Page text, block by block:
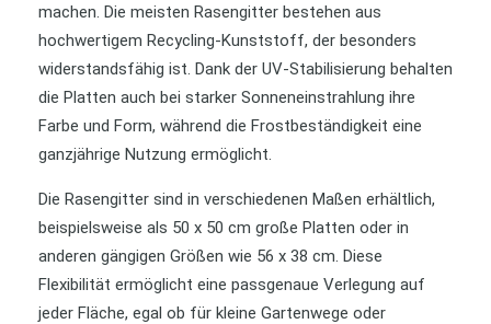
machen. Die meisten Rasengitter bestehen aus
hochwertigem Recycling-Kunststoff, der besonders
widerstandsfähig ist. Dank der UV-Stabilisierung behalten
die Platten auch bei starker Sonneneinstrahlung ihre
Farbe und Form, während die Frostbeständigkeit eine
ganzjährige Nutzung ermöglicht.
Die Rasengitter sind in verschiedenen Maßen erhältlich,
beispielsweise als 50 x 50 cm große Platten oder in
anderen gängigen Größen wie 56 x 38 cm. Diese
Flexibilität ermöglicht eine passgenaue Verlegung auf
jeder Fläche, egal ob für kleine Gartenwege oder